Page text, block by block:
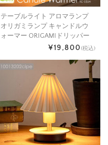
テーブルライト アロマランプ
オリガミランプ キャンドルウ
ォーマー ORIGAMIドリッパー
¥19,800(税込)